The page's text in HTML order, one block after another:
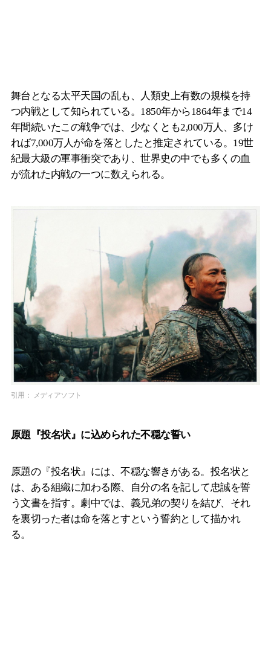
舞台となる太平天国の乱も、人類史上有数の規模を持
つ内戦として知られている。1850年から1864年まで14
年間続いたこの戦争では、少なくとも2,000万人、多け
れば7,000万人が命を落としたと推定されている。19世
紀最大級の軍事衝突であり、世界史の中でも多くの血
が流れた内戦の一つに数えられる。
引用： メディアソフト
原題『投名状』に込められた不穏な誓い
原題の『投名状』には、不穏な響きがある。投名状と
は、ある組織に加わる際、自分の名を記して忠誠を誓
う文書を指す。劇中では、義兄弟の契りを結び、それ
を裏切った者は命を落とすという誓約として描かれ
る。